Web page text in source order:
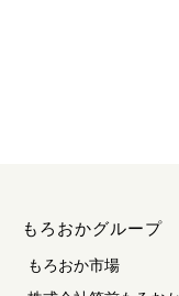
もろおかグループ
もろおか市場